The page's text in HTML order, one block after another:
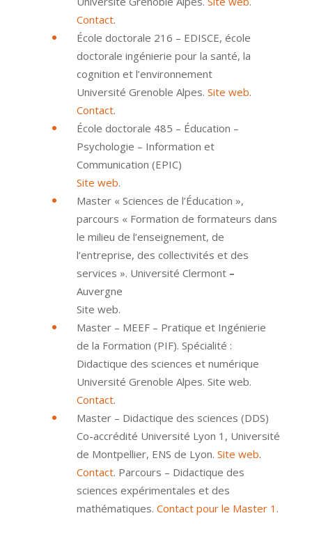
Contact.
École doctorale 216 – EDISCE, école
doctorale ingénierie pour la santé, la
cognition et l’environnement
Université Grenoble Alpes. Site web.
Contact.
École doctorale 485 – Éducation –
Psychologie – Information et
Communication (EPIC)
Site web.
Master « Sciences de l’Éducation »,
parcours « Formation de formateurs dans
le milieu de l’enseignement, de
l’entreprise, des collectivités et des
services ». Université Clermont –
Auvergne
Site web.
Master – MEEF – Pratique et Ingénierie
de la Formation (PIF). Spécialité :
Didactique des sciences et numérique
Université Grenoble Alpes. Site web.
Contact.
Master – Didactique des sciences (DDS)
Co-accrédité Université Lyon 1, Université
de Montpellier, ENS de Lyon. Site web.
Contact. Parcours – Didactique des
sciences expérimentales et des
mathématiques. Contact pour le Master 1 .